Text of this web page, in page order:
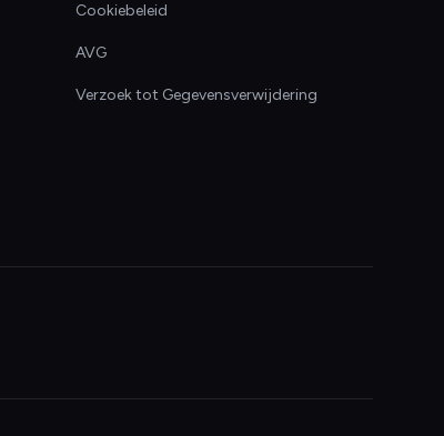
Cookiebeleid
AVG
Verzoek tot Gegevensverwijdering